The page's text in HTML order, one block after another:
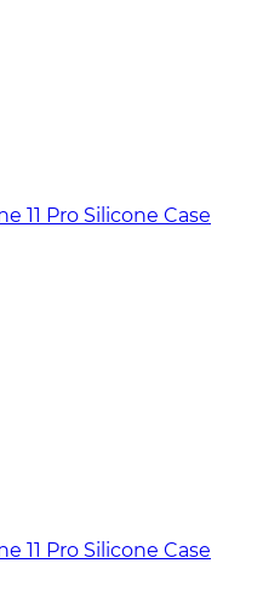
11 Pro Silicone Case
11 Pro Silicone Case